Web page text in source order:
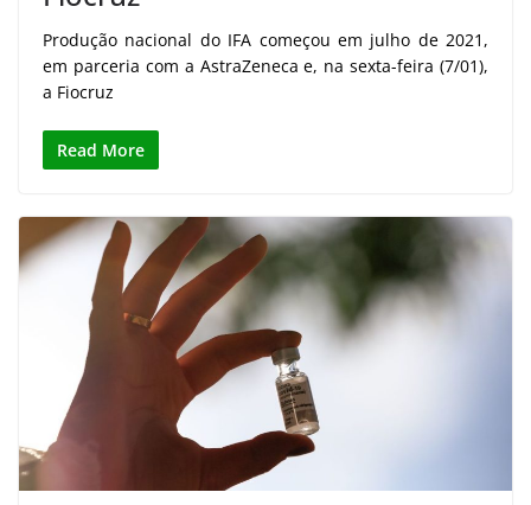
Produção nacional do IFA começou em julho de 2021,
em parceria com a AstraZeneca e, na sexta-feira (7/01),
a Fiocruz
Read More